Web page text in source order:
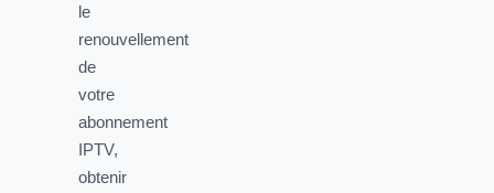
le
renouvellement
de
votre
abonnement
IPTV,
obtenir